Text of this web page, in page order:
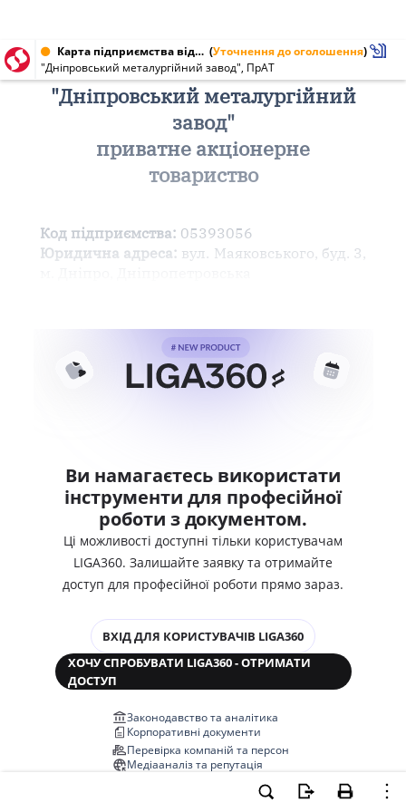
Карта підприємства від 07.07.2022 № 05393056 (Уточнення до оголошення)
"Дніпровський металургійний завод", ПрАТ
"Дніпровський металургійний
завод"
приватне акціонерне
товариство
Код підприємства: 05393056
Юридична адреса: вул. Маяковського, буд. 3,
Ви намагаєтесь використати
інструменти для професійної
роботи з документом.
Ці можливості доступні тільки користувачам
LIGA360. Залишайте заявку та отримайте
доступ для професійної роботи прямо зараз.
ВХІД ДЛЯ КОРИСТУВАЧІВ LIGA360
ХОЧУ СПРОБУВАТИ LIGA360 - ОТРИМАТИ
ДОСТУП
Законодавство та аналітика
Корпоративні документи
Перевірка компаній та персон
Медіааналіз та репутація
Автоматизація договорів